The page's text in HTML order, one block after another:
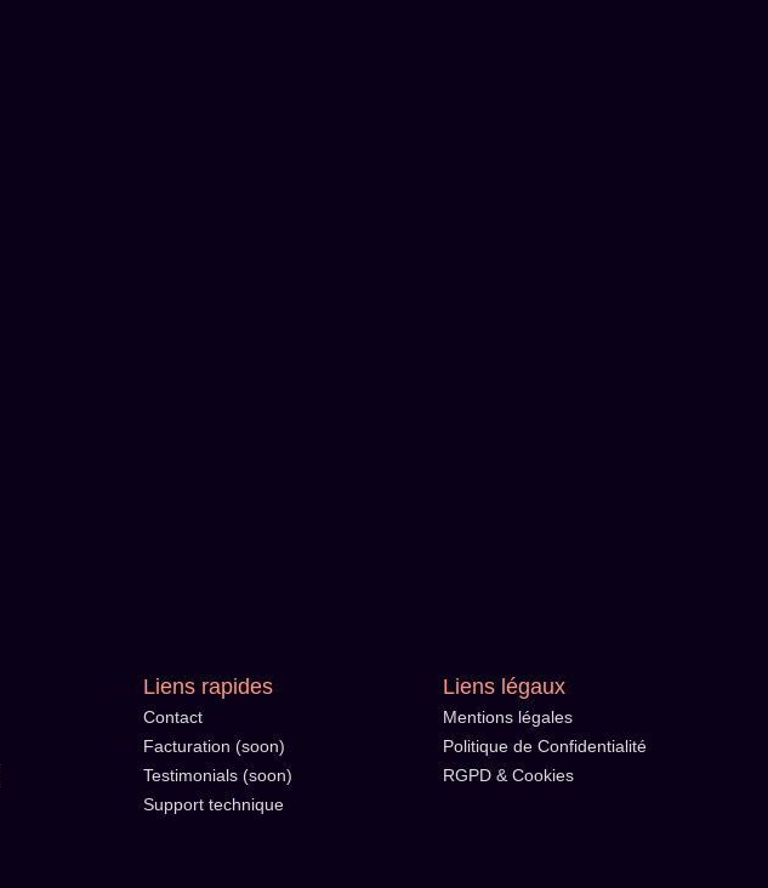
Liens rapides
Contact
Facturation (soon)
Testimonials (soon)
Support technique
Liens légaux
Mentions légales
Politique de Confidentialité
RGPD & Cookies